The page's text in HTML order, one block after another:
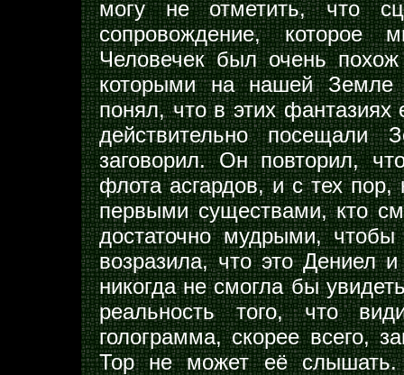
могу не отметить, что
сопровождение,
Человечек был очень похож
которыми на нашей Земле
понял, что в этих
действительно
заговорил. Он повторил,
флота асгардов, и с тех пор,
первыми существами, кто
достаточно мудрыми,
возразила, что это Дениел
никогда не смогла бы
реальность того, что
голограмма, скорее всего,
Тор не может её